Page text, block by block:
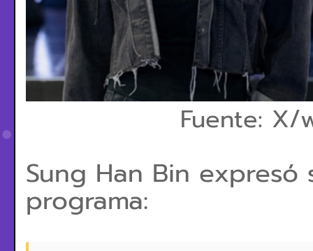
Fuente: X/
Sung Han Bin
programa: